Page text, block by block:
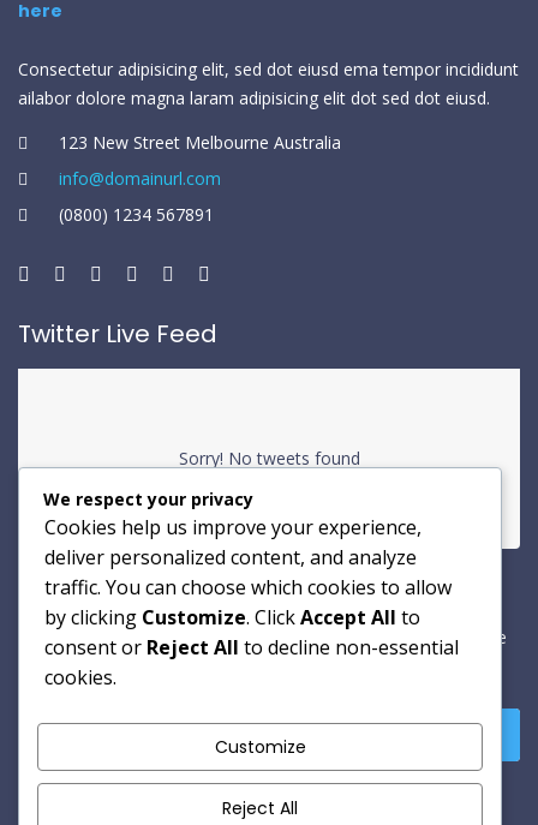
Consectetur adipisicing elit, sed dot eiusd ema tempor incididunt
ailabor dolore magna laram adipisicing elit dot sed dot eiusd.
123 New Street Melbourne Australia
info@domainurl.com
(0800) 1234 567891
Twitter Live Feed
Sorry! No tweets found
Newsletter
A dipisicing elit sed dotem eiusmou tempor incididunt ut labore
sed dotem.
We respect your privacy
Cookies help us improve your experience,
deliver personalized content, and analyze
traffic. You can choose which cookies to allow
by clicking Customize. ClickAccept All to
consent or Reject All to decline non-essential
cookies.
Customize
Reject All